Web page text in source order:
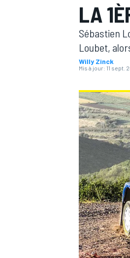
WRC
LA
Sébastien
Loubet,
Willy Zinck
Mis à jour: 11 sept.